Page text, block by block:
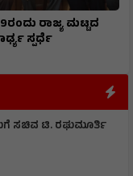
ರಾಜ್ಯ ಮಟ್ಟದ
ಸ್ಪರ್ಧೆ
ಸಚಿವ ಟಿ. ರಘುಮೂರ್ತಿ